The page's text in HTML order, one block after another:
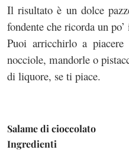
Il risultato è un dolce
fondente che ricorda un
Puoi arricchirlo a
nocciole, mandorle o
di liquore, se ti piace.
Salame di cioccolato
Ingredienti